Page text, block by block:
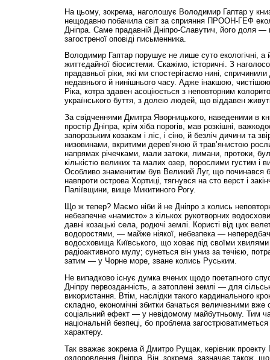
На цьому, зокрема, наголошує Володимир Гаптар у
нещодавно побачила світ за сприяння ПРООН-ГЕФ
Дніпра. Саме прадавній Дніпро-Славутич, його доля —
загостреної оповіді письменника.
Володимир Гаптар порушує не лише суто екологічні, а
життєдайної біосистеми. Скажімо, історичні. З
прадавньої ріки, які ми спостерігаємо нині,
недавнього й нинішнього часу. Адже інакшою,
Ріка, котра здавен асоціюється з неповторним
українського буття, з долею людей, що віддавен
За свідченнями Дмитра Яворницького, наведеними в
простір Дніпра, крім хіба порогів, мав розкішні,
запорозьким козакам і ліс, і сіно, й безліч дичини та
низовинами, вкритими дерев’яною й трав’янистою
напрямах річечками, мали затоки, лимани, протоки,
кількістю великих та малих озер, порослими густим і
Особливо знаменитим був Великий Луг, що починався
навпроти острова Хортиці, тягнувся на сто верст і
Паліївщини, вище Микитиного Рогу.
Що ж тепер? Маємо ніби й не Дніпро з колись
небезпечне «намисто» з кількох рукотворних
давні козацькі села, родючі землі. Користі від цих
водоростями, — майже ніякої, небезпека —
водосховища Київського, що ховає під своїми хвилями
радіоактивного мулу; сунеться він униз за течією,
затим — у Чорне море, зване колись Руським.
Не випадково існує думка вчених щодо поетапного
Дніпру первозданність, а затоплені землі — для
використання. Втім, наслідки такого кардинального
складно, економічні збитки бачаться величезними вже
соціальний ефект — у невідомому майбутньому. Тим
національній безпеці, бо проблема
характеру.
Так вважає зокрема й Дмитро Рущак, керівник
оздоровлення Дніпра. Він, зокрема, зазначає також,